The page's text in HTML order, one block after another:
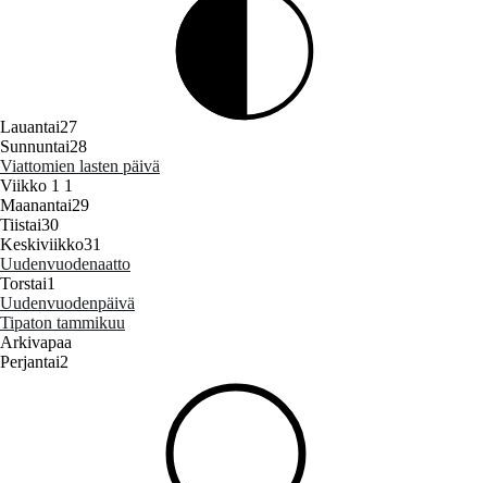
Lauantai27
Sunnuntai28
Viattomien lasten päivä
Viikko 1 1
Maanantai29
Tiistai30
Keskiviikko31
Uudenvuodenaatto
Torstai1
Uudenvuodenpäivä
Tipaton tammikuu
Arkivapaa
Perjantai2